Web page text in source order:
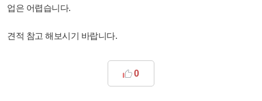
업은 어렵습니다.
견적 참고 해보시기 바랍니다.
0